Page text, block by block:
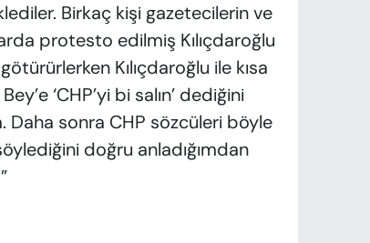
Birkaç kişi gazetecilerin ve
protesto edilmiş Kılıçdaroğlu
Kılıçdaroğlu ile kısa
‘CHP’yi bi salın’ dediğini
Daha sonra CHP sözcüleri böyle
doğru anladığımdan